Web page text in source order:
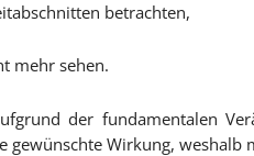
betrachten,
mehr sehen.
der fundamentalen
gewünschte Wirkung, weshalb